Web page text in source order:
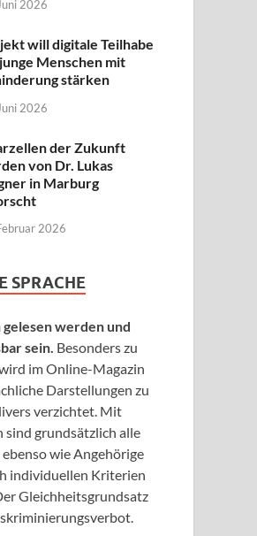
2026
will digitale Teilhabe
Menschen mit
stärken
2026
der Zukunft
von Dr. Lukas
in Marburg
2026
SPRACHE
werden und
sein. Besonders zu
im Online-Magazin
Darstellungen zu
verzichtet. Mit
sind grundsätzlich alle
wie Angehörige
individuellen Kriterien
Gleichheitsgrundsatz